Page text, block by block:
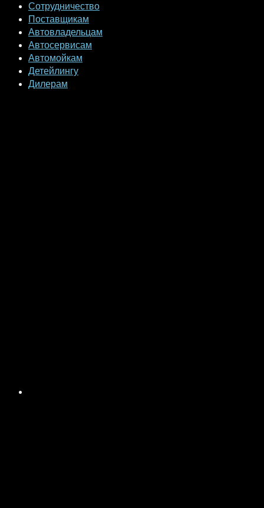
Сотрудничество
Поставщикам
Автовладельцам
Автосервисам
Автомойкам
Детейлингу
Дилерам